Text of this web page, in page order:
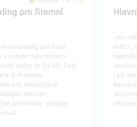
pro firemní
pro Vaše
v našem tréninkovém
počet je 20 lidí. Celý
3-4 hodiny.
mít samozřejmě
zakoupit.
domluvíme, připojte
mail.
Jste
vidět?
celý